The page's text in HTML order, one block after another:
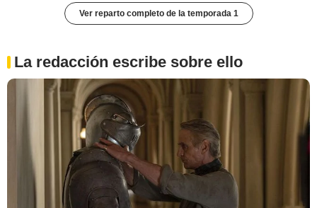
Ver reparto completo de la temporada 1
La redacción escribe sobre ello